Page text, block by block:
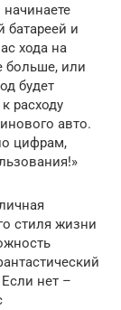
батареей и
хода на
больше, или
будет
расходу
авто.
цифрам,
стиля жизни
нет –